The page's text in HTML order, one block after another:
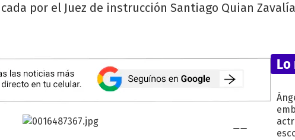
por el Juez de instrucción Santiago Quian
Lo